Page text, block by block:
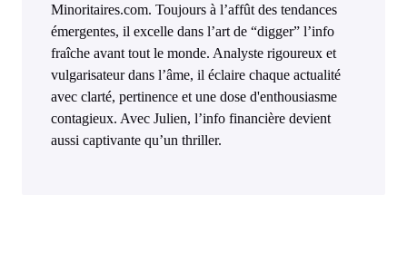
Minoritaires.com. Toujours à l’affût des tendances
émergentes, il excelle dans l’art de “digger” l’info
fraîche avant tout le monde. Analyste rigoureux et
vulgarisateur dans l’âme, il éclaire chaque actualité
avec clarté, pertinence et une dose d'enthousiasme
contagieux. Avec Julien, l’info financière devient
aussi captivante qu’un thriller.